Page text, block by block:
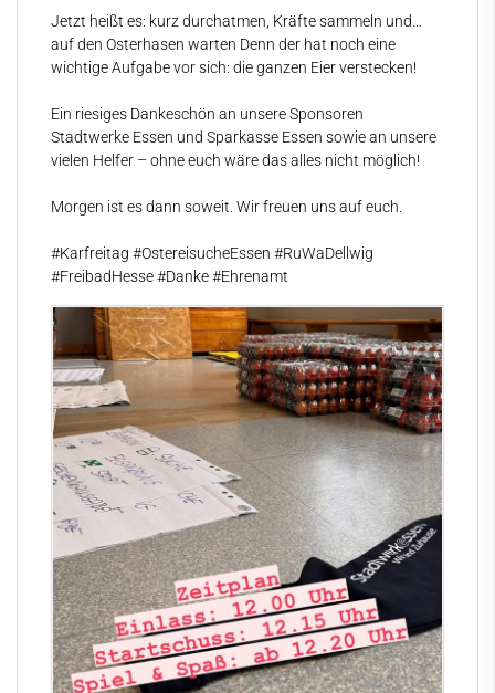
Jetzt heißt es: kurz durchatmen, Kräfte sammeln und…
auf den Osterhasen warten Denn der hat noch eine
wichtige Aufgabe vor sich: die ganzen Eier verstecken!
Ein riesiges Dankeschön an unsere Sponsoren
Stadtwerke Essen und Sparkasse Essen sowie an unsere
vielen Helfer – ohne euch wäre das alles nicht möglich!
Morgen ist es dann soweit. Wir freuen uns auf euch. ️
#Karfreitag #OstereisucheEssen #RuWaDellwig
#FreibadHesse#Danke#Ehrenamt